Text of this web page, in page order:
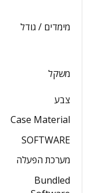
מימדים / גודל
משקל
צבע
Case Material
SOFTWARE
מערכת הפעלה
Bundled